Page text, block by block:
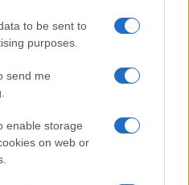
to be sent to
purposes.
send me
enable storage
on web or
vantaggio competitivo